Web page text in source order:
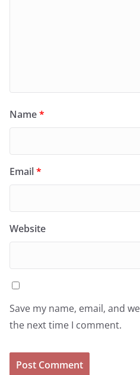
Name*
Email*
Website
Save my name, email, and
the next time I comment.